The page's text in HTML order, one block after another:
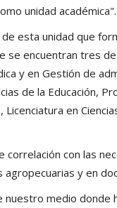
unidad académica".
esta unidad que
se encuentran tres
y en Gestión de
de la Educación,
en
con las
y en
medio donde